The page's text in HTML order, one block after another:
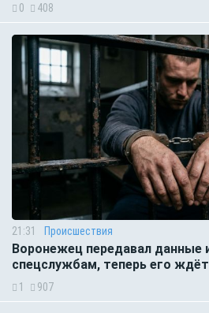
0 408
21:31 Происшествия
Воронежец передавал данные
спецслужбам, теперь его
1 907